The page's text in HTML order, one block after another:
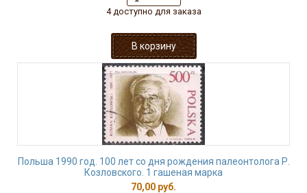
4 доступно для заказа
Польша 1990 год. 100 лет со дня рождения палеонтолога Р.
Козловского. 1 гашеная марка
70,00 руб.